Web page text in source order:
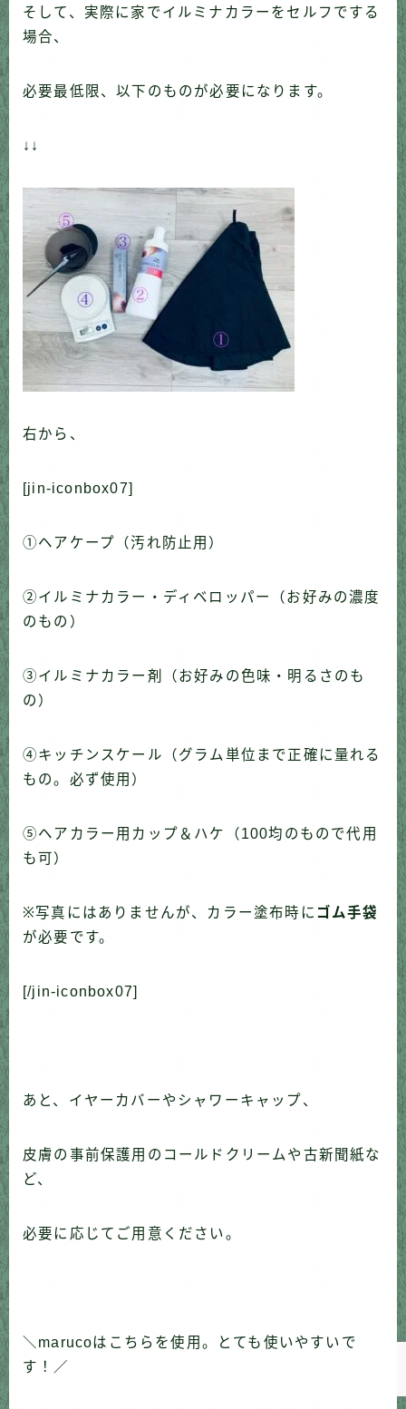
そして、実際に家でイルミナカラーをセルフでする
場合、
必要最低限、以下のものが必要になります。
↓↓
右から、
[jin-iconbox07]
①ヘアケープ（汚れ防止用）
②イルミナカラー・ディベロッパー（お好みの濃度
のもの）
③イルミナカラー剤（お好みの色味・明るさのも
の）
④キッチンスケール（グラム単位まで正確に量れる
もの。必ず使用）
⑤ヘアカラー用カップ＆ハケ（100均のもので代用
も可）
※写真にはありませんが、カラー塗布時に ゴム手袋
が必要です。
[/jin-iconbox07]
あと、イヤーカバーやシャワーキャップ、
皮膚の事前保護用のコールドクリームや古新聞紙な
ど、
必要に応じてご用意ください。
＼marucoはこちらを使用。とても使いやすいで
す！／